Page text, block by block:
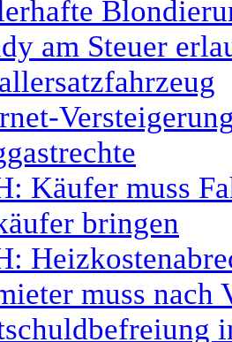
am Steuer
Käufer muss
bringen
muss nach